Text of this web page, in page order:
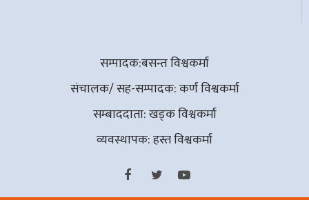
सम्पादक:बसन्त विश्वकर्मा
संचालक/ सह-सम्पादक: कर्ण विश्वकर्मा
सम्बाददाता: खड्क विश्वकर्मा
व्यवस्थापक: हस्त विश्वकर्मा